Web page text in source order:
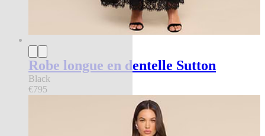
Robe longue en dentelle Sutton
Black
€795